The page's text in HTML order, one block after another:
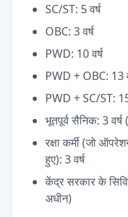
SC/ST: 5 वर्ष
OBC: 3 वर्ष
PWD: 10 वर्ष
PWD + OBC: 13
PWD + SC/ST:
भूतपूर्व सैनिक: 3
रक्षा कर्मी (जो
हुए): 3 वर्ष
केंद्र सरकार के
अधीन)